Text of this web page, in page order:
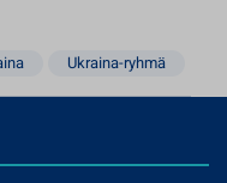
Ukraina-ryhmä